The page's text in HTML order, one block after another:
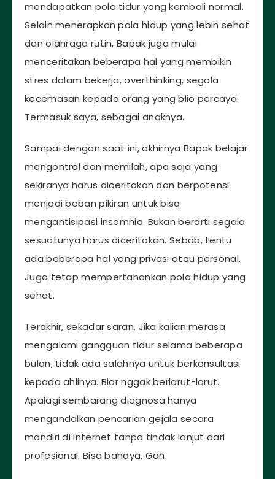
mendapatkan pola tidur yang kembali normal.
Selain menerapkan pola hidup yang lebih sehat
dan olahraga rutin, Bapak juga mulai
menceritakan beberapa hal yang membikin
stres dalam bekerja, overthinking, segala
kecemasan kepada orang yang blio percaya.
Termasuk saya, sebagai anaknya.
Sampai dengan saat ini, akhirnya Bapak belajar
mengontrol dan memilah, apa saja yang
sekiranya harus diceritakan dan berpotensi
menjadi beban pikiran untuk bisa
mengantisipasi insomnia. Bukan berarti segala
sesuatunya harus diceritakan. Sebab, tentu
ada beberapa hal yang privasi atau personal.
Juga tetap mempertahankan pola hidup yang
sehat.
Terakhir, sekadar saran. Jika kalian merasa
mengalami gangguan tidur selama beberapa
bulan, tidak ada salahnya untuk berkonsultasi
kepada ahlinya. Biar nggak berlarut-larut.
Apalagi sembarang diagnosa hanya
mengandalkan pencarian gejala secara
mandiri di internet tanpa tindak lanjut dari
profesional. Bisa bahaya, Gan.